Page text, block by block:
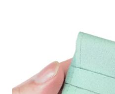
IMPRESIÓN
LOGOTIPO
CON
INSERTO
AL